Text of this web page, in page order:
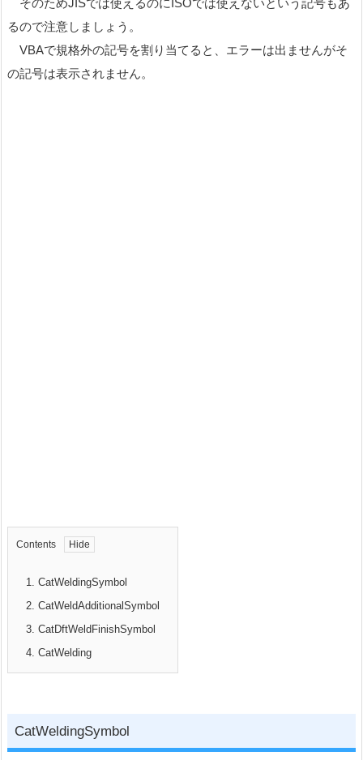
そのためJISでは使えるのにISOでは使えないという記号もあ
るので注意しましょう。
VBAで規格外の記号を割り当てると、エラーは出ませんがそ
の記号は表示されません。
Contents
1. CatWeldingSymbol
2. CatWeldAdditionalSymbol
3. CatDftWeldFinishSymbol
4. CatWelding
CatWeldingSymbol